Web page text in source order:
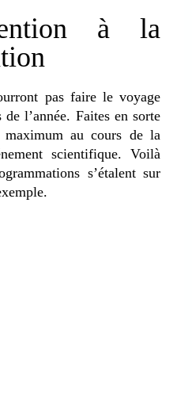
à la
pas faire le voyage
l’année. Faites en sorte
au cours de la
scientifique. Voilà
s’étalent sur